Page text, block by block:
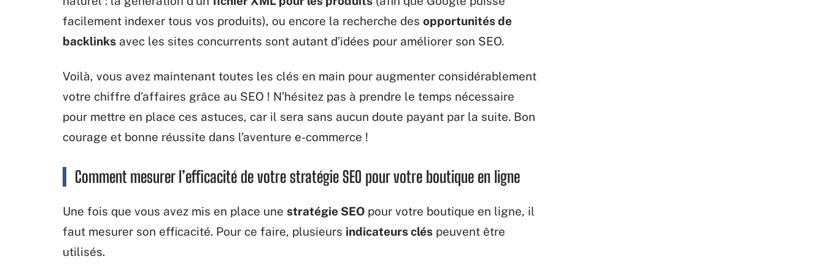
facilement indexer tous vos produits), ou encore la recherche des opportunités de
backlinks avec les sites concurrents sont autant d’idées pour améliorer son SEO.
Voilà, vous avez maintenant toutes les clés en main pour augmenter considérablement
votre chiffre d’affaires grâce au SEO ! N’hésitez pas à prendre le temps nécessaire
pour mettre en place ces astuces, car il sera sans aucun doute payant par la suite. Bon
courage et bonne réussite dans l’aventure e-commerce !
Comment mesurer l’efficacité de votre stratégie SEO pour votre boutique en ligne
Une fois que vous avez mis en place une stratégie SEO pour votre boutique en ligne, il
faut mesurer son efficacité. Pour ce faire, plusieurs indicateurs clés peuvent être
utilisés.